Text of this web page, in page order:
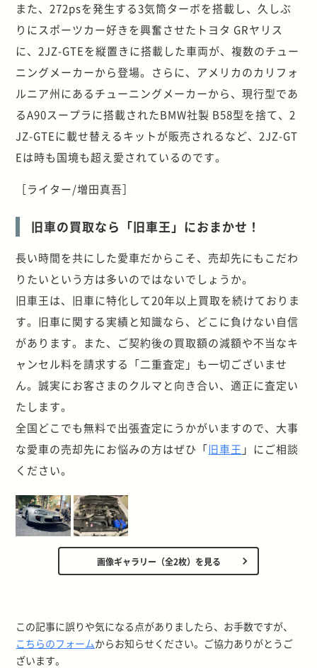
また、272psを発生する3気筒ターボを搭載し、久しぶ
りにスポーツカー好きを興奮させたトヨタ GRヤリス
に、2JZ-GTEを縦置きに搭載した車両が、複数のチュー
ニングメーカーから登場。さらに、アメリカのカリフォ
ルニア州にあるチューニングメーカーから、現行型であ
るA90スープラに搭載されたBMW社製 B58型を捨て、2
JZ-GTEに載せ替えるキットが販売されるなど、2JZ-GT
Eは時も国境も超え愛されているのです。
［ライター/増田真吾］
旧車の買取なら「旧車王」におまかせ！
長い時間を共にした愛車だからこそ、売却先にもこだわ
りたいという方は多いのではないでしょうか。
旧車王は、旧車に特化して20年以上買取を続けておりま
す。旧車に関する実績と知識なら、どこに負けない自信
があります。また、ご契約後の買取額の減額や不当なキ
ャンセル料を請求する「二重査定」も一切ございませ
ん。誠実にお客さまのクルマと向き合い、適正に査定い
たします。
全国どこでも無料で出張査定にうかがいますので、大事
な愛車の売却先にお悩みの方はぜひ「旧車王 」にご相談
ください。
画像ギャラリー（全2枚）を見る
この記事に誤りや気になる点がありましたら、お手数ですが、
こちらのフォームからお知らせください。ご協力ありがとうご
ざいます。